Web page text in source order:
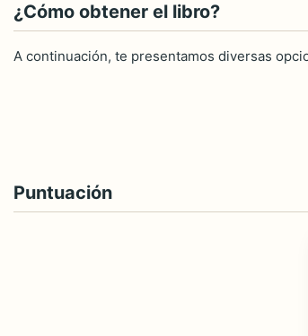
¿Cómo obtener el libro?
A continuación, te presentamos diversas
Puntuación